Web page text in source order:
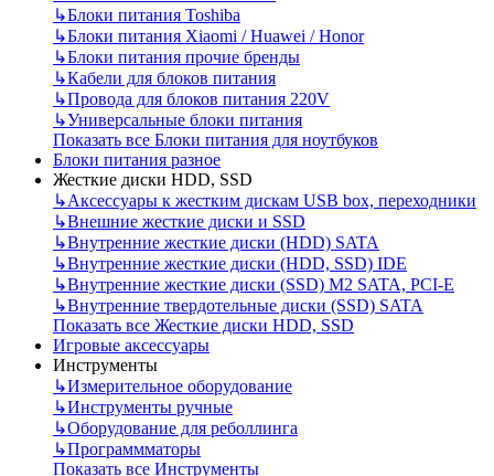
↳Блоки питания Toshiba
↳Блоки питания Xiaomi / Huawei / Honor
↳Блоки питания прочие бренды
↳Кабели для блоков питания
↳Провода для блоков питания 220V
↳Универсальные блоки питания
Показать все Блоки питания для ноутбуков
Блоки питания разное
Жесткие диски HDD, SSD
↳Аксессуары к жестким дискам USB box, переходники
↳Внешние жесткие диски и SSD
↳Внутренние жесткие диски (HDD) SATA
↳Внутренние жесткие диски (HDD, SSD) IDE
↳Внутренние жесткие диски (SSD) M2 SATA, PCI-E
↳Внутренние твердотельные диски (SSD) SATA
Показать все Жесткие диски HDD, SSD
Игровые аксессуары
Инструменты
↳Измерительное оборудование
↳Инструменты ручные
↳Оборудование для реболлинга
↳Программматоры
Показать все Инструменты